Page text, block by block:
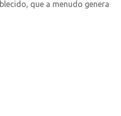
que a menudo genera